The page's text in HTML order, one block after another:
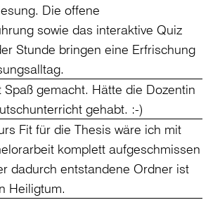
Die offene
sowie das interaktive Quiz
Stunde bringen eine Erfrischung
Spaß gemacht. Hätte die Dozentin
gehabt. :-)
Fit für die Thesis wäre ich mit
komplett aufgeschmissen
dadurch entstandene Ordner ist
Heiligtum.